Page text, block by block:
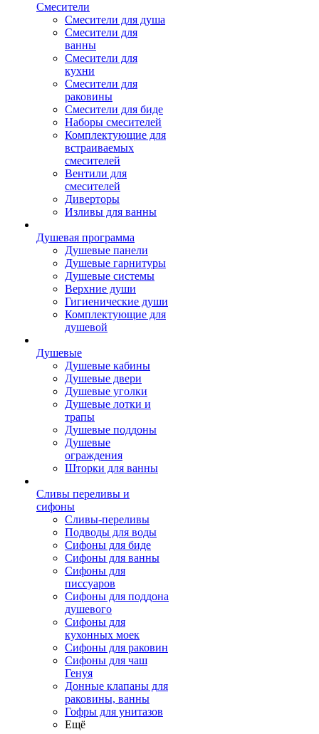
Смесители
Смесители для душа
Смесители для
ванны
Смесители для
кухни
Смесители для
раковины
Смесители для биде
Наборы смесителей
Комплектующие для
встраиваемых
смесителей
Вентили для
смесителей
Диверторы
Изливы для ванны
Душевая программа
Душевые панели
Душевые гарнитуры
Душевые системы
Верхние души
Гигиенические души
Комплектующие для
душевой
Душевые
Душевые кабины
Душевые двери
Душевые уголки
Душевые лотки и
трапы
Душевые поддоны
Душевые
ограждения
Шторки для ванны
Сливы переливы и
сифоны
Сливы-переливы
Подводы для воды
Сифоны для биде
Сифоны для ванны
Сифоны для
писсуаров
Сифоны для поддона
душевого
Сифоны для
кухонных моек
Сифоны для раковин
Сифоны для чаш
Генуя
Донные клапаны для
раковины, ванны
Гофры для унитазов
Ещё